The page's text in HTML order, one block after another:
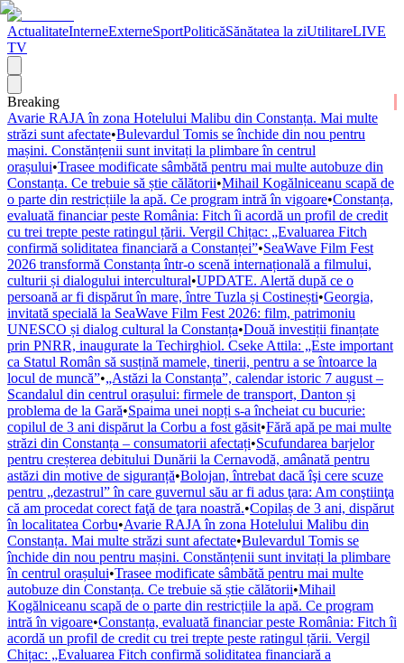
ActualitateInterneExterneSportPoliticăSănătatea la ziUtilitareLIVE
TV
Breaking
Avarie RAJA în zona Hotelului Malibu din Constanța. Mai multe
străzi sunt afectate•Bulevardul Tomis se închide din nou pentru
mașini. Constănțenii sunt invitați la plimbare în centrul
orașului•Trasee modificate sâmbătă pentru mai multe autobuze din
Constanța. Ce trebuie să știe călătorii•Mihail Kogălniceanu scapă de
o parte din restricțiile la apă. Ce program intră în vigoare•Constanța,
evaluată financiar peste România: Fitch îi acordă un profil de credit
cu trei trepte peste ratingul țării. Vergil Chițac: „Evaluarea Fitch
confirmă soliditatea financiară a Constanței”•SeaWave Film Fest
2026 transformă Constanța într-o scenă internațională a filmului,
culturii și dialogului intercultural•UPDATE. Alertă după ce o
persoană ar fi dispărut în mare, între Tuzla și Costinești•Georgia,
invitată specială la SeaWave Film Fest 2026: film, patrimoniu
UNESCO și dialog cultural la Constanța•Două investiții finanțate
prin PNRR, inaugurate la Techirghiol. Cseke Attila: „Este important
ca Statul Român să susțină mamele, tinerii, pentru a se întoarce la
locul de muncă”•„Astăzi la Constanța”, calendar istoric 7 august –
Scandalul din centrul orașului: firmele de transport, Danton și
problema de la Gară•Spaima unei nopți s-a încheiat cu bucurie:
copilul de 3 ani dispărut la Corbu a fost găsit•Fără apă pe mai multe
străzi din Constanța – consumatorii afectați•Scufundarea barjelor
pentru creșterea debitului Dunării la Cernavodă, amânată pentru
astăzi din motive de siguranță•Bolojan, întrebat dacă îşi cere scuze
pentru „dezastrul” în care guvernul său ar fi adus ţara: Am conştiinţa
că am procedat corect faţă de ţara noastră.•Copilaș de 3 ani, dispărut
în localitatea Corbu•Avarie RAJA în zona Hotelului Malibu din
Constanța. Mai multe străzi sunt afectate•Bulevardul Tomis se
închide din nou pentru mașini. Constănțenii sunt invitați la plimbare
în centrul orașului•Trasee modificate sâmbătă pentru mai multe
autobuze din Constanța. Ce trebuie să știe călătorii•Mihail
Kogălniceanu scapă de o parte din restricțiile la apă. Ce program
intră în vigoare•Constanța, evaluată financiar peste România: Fitch îi
acordă un profil de credit cu trei trepte peste ratingul țării. Vergil
Chițac: „Evaluarea Fitch confirmă soliditatea financiară a